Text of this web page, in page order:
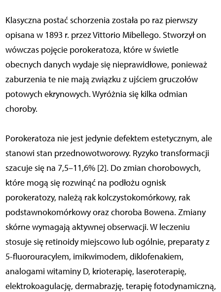
Klasyczna postać schorzenia została po raz pierwszy
opisana w 1893 r. przez Vittorio Mibellego. Stworzył on
wówczas pojęcie porokeratoza, które w świetle
obecnych danych wydaje się nieprawidłowe, ponieważ
zaburzenia te nie mają związku z ujściem gruczołów
potowych ekrynowych. Wyróżnia się kilka odmian
choroby.
Porokeratoza nie jest jedynie defektem estetycznym, ale
stanowi stan przednowotworowy. Ryzyko transformacji
szacuje się na 7,5–11,6% [2]. Do zmian chorobowych,
które mogą się rozwinąć na podłożu ognisk
porokeratozy, należą rak kolczystokomórkowy, rak
podstawnokomórkowy oraz choroba Bowena. Zmiany
skórne wymagają aktywnej obserwacji. W leczeniu
stosuje się retinoidy miejscowo lub ogólnie, preparaty z
5-fluorouracylem, imikwimodem, diklofenakiem,
analogami witaminy D, krioterapię, laseroterapię,
elektrokoagulację, dermabrazję, terapię fotodynamiczną,